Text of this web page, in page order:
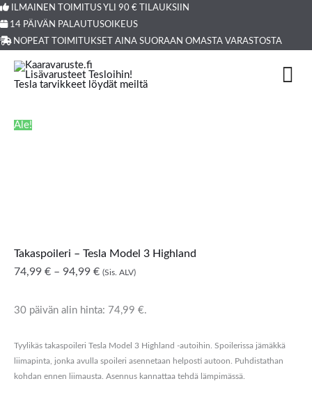
ILMAINEN TOIMITUS YLI 90 € TILAUKSIIN
14 PÄIVÄN PALAUTUSOIKEUS
NOPEAT TOIMITUKSET AINA SUORAAN OMASTA VARASTOSTA
Siirry
sisältöön
Ale!
Takaspoileri – Tesla Model 3 Highland
74,99 € – 94,99 €
74,99 €
(Sis. ALV)
30 päivän alin hinta: 74,99 €.
Tyylikäs takaspoileri Tesla Model 3 Highland -autoihin. Spoilerissa jämäkkä
liimapinta, jonka avulla spoileri asennetaan helposti autoon. Puhdistathan
kohdan ennen liimausta. Asennus kannattaa tehdä lämpimässä.
Takaspoileri
-
Products
search